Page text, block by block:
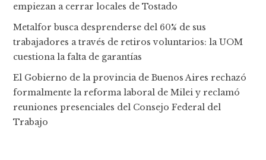
empiezan a cerrar locales de Tostado
Metalfor busca desprenderse del 60% de sus
trabajadores a través de retiros voluntarios: la UOM
cuestiona la falta de garantías
El Gobierno de la provincia de Buenos Aires rechazó
formalmente la reforma laboral de Milei y reclamó
reuniones presenciales del Consejo Federal del
Trabajo